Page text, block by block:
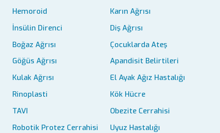
Hemoroid
Karın Ağrısı
İnsülin Direnci
Diş Ağrısı
Boğaz Ağrısı
Çocuklarda Ateş
Göğüs Ağrısı
Apandisit Belirtileri
Kulak Ağrısı
El Ayak Ağız Hastalığı
Rinoplasti
Kök Hücre
TAVI
Obezite Cerrahisi
Robotik Protez Cerrahisi
Uyuz Hastalığı